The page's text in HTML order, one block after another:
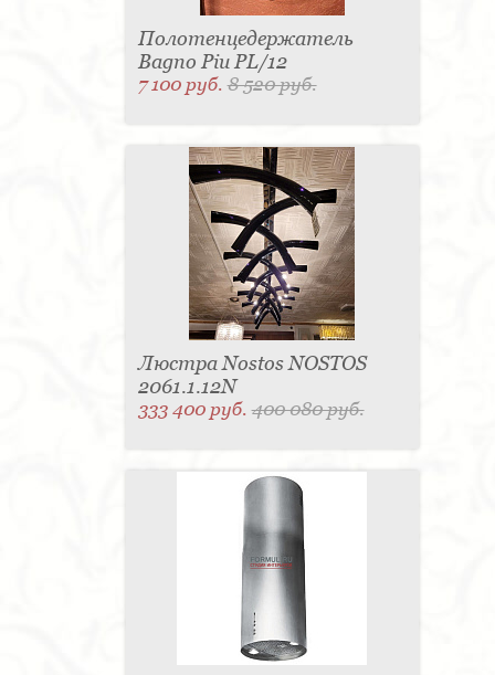
Полотенцедержатель
Bagno Piu PL/12
7 100 руб.8 520 руб.
Люстра Nostos NOSTOS
2061.1.12N
333 400 руб.400 080 руб.